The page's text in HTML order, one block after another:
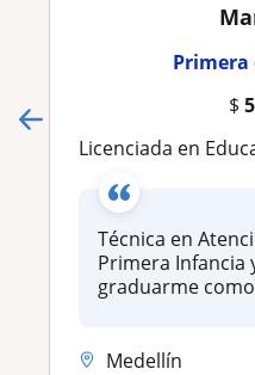
Primera
$
Licenciada en Educación Infantil | Docente de
Técnica en
Primera Infancia
graduarme
Medellín